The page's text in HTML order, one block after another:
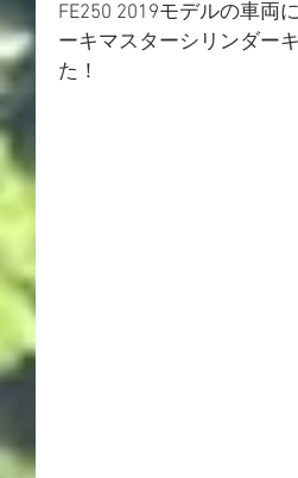
FE250 2019モデルの車両
ーキマスターシリンダー
た！